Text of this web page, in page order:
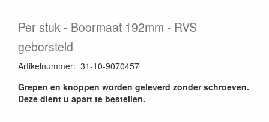
Per stuk
Boormaat 192mm - RVS
geborsteld
Artikelnummer: 31-10-9070457
Grepen en knoppen worden geleverd zonder schroeven.
Deze dient u apart te bestellen.